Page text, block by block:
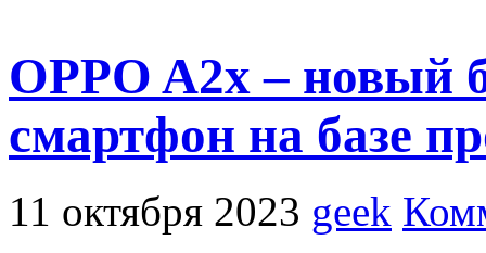
OPPO A2x – новый
смартфон на базе
11 октября 2023 geek